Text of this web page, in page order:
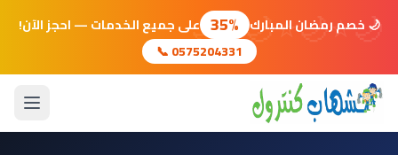
🌙
⭐
🌙
⭐
🌙
⭐
🌙 🌙 خصم رمضان المبارك 35% على جميع الخدمات — احجز الآن!
📞 0575204331